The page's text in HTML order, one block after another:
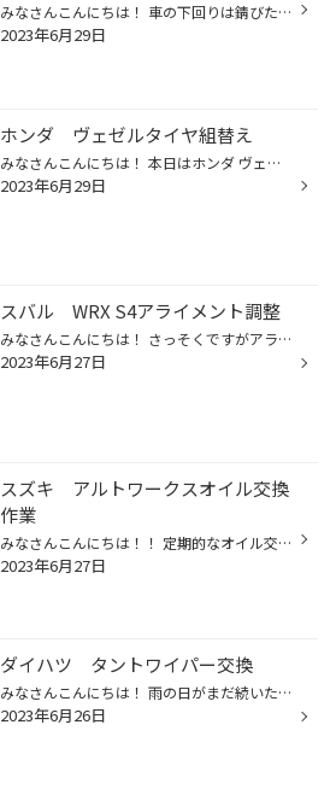
みなさんこんにちは！ 車の下回りは錆びたりしていませんか？ 錆びるのを防ぐために防錆コーティング オススメです！！ 今回はホンダ N−BOXの下回り防錆コーティングを ご紹介します！！ ピットに上げました！！ 防錆コーティング剤を下回り全体に 手で丁寧に塗っていきます！！ 黒くなっている所は...
2023年6月29日
ホンダ ヴェゼルタイヤ組替え
みなさんこんにちは！ 本日はホンダ ヴェゼル冬タイヤ組替え作業 ご紹介します！！ お持ち頂いたは8年前の2015年製でした！ タイヤコード計でタイヤの硬さ測りました！！ 黄色で止まったので交換時期です！ 古いタイヤ外していきます！！ タイヤのバランス調整をしていきます！！ バランスを調整す...
2023年6月29日
スバル WRX S4アライメント調整
みなさんこんにちは！ さっそくですがアライメントはご存知ですか？ アライメントとは簡単に言うとお車の 骨盤調整になります！ タイヤの取付け角度がずれていると タイヤが早く摩耗したり 片側だけが減ってしまったりと、、、 また、車高調等装着車の場合車高を調整の段階で アライメントがずれて...
2023年6月27日
スズキ アルトワークスオイル交換
作業
みなさんこんにちは！！ 定期的なオイル交換されていますか？ 車運転しているとエンジンオイルは汚れます。 オイル量減っている場合もあります、、 今回はスズキ アルトワークスのオイル交換作業ご紹介します！ 今回はオイルフィルター交換もします！ 作業開始していきます！！ オイルは下から抜き...
2023年6月27日
ダイハツ タントワイパー交換
みなさんこんにちは！ 雨の日がまだ続いたりしたら運転中 ワイパー使用しませんか？ ワイパーゴムも使用していると劣化してきます。 今回はダイハツ タントワイパー交換簡単に ご紹介します！ ワイパー外していきます！！ 左が新品で右が使用していたワイパーです！ 新品の方がゴムしっかりしていま...
2023年6月26日